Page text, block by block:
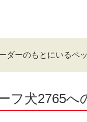
ダーのもとにいるペ
フ犬2765へ